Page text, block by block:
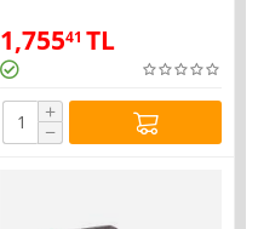
1,75541 TL
+
−